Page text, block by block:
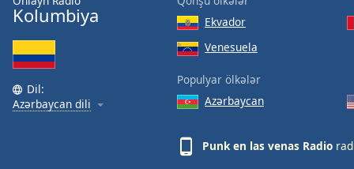
dialog
window.
Escape
will
Kolumbiya
Dil:
Azərbaycan dili
Ekvador
Venesuela
Populyar ölkələr
Azərbaycan
Punk en las venas Radio